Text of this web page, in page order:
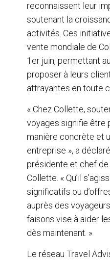
reconnaissent leur
soutenant la
activités. Ces
vente mondiale de
1er juin, permettant
proposer à leurs
attrayantes en toute
« Chez Collette,
voyages signifie être
manière concrète et
entreprise », a
présidente et chef
Collette. « Qu’il
significatifs ou
auprès des
faisons vise à aider
dès maintenant. »
Le réseau Travel